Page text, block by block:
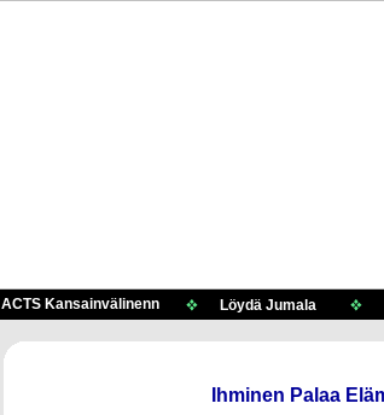
ACTS Kansainvälinenn Löydä Jumala
Ihminen Palaa